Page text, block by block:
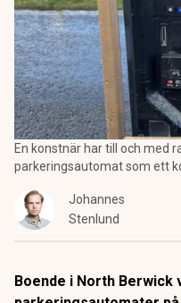
En konstnär har till och med
parkeringsautomat som ett
Johannes
Stenlund
Boende i North Berwick